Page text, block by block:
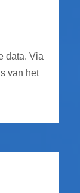
data. Via
van het